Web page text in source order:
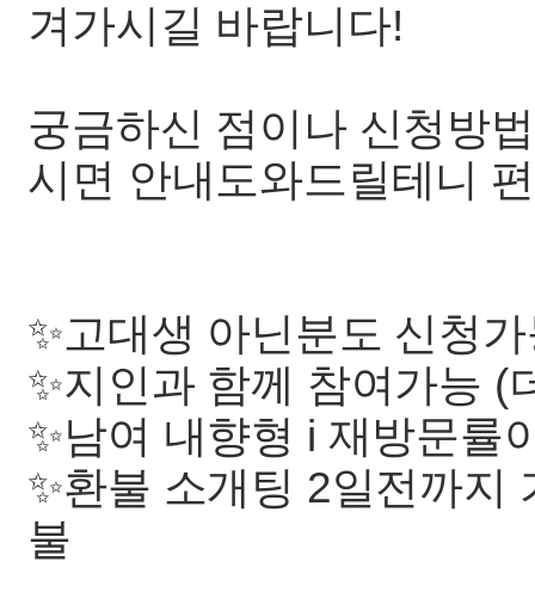
겨가시길 바랍니다!
궁금하신 점이나 신청방
시면 안내도와드릴테니
✨️고대생 아닌분도 신청
✨️지인과 함께 참여가능 (
✨️남여 내향형 i 재방문률
✨️환불 소개팅 2일전까지
불